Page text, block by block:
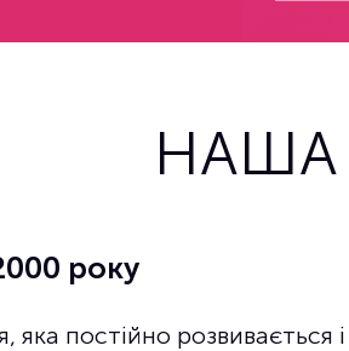
року
яка постійно розвивається і